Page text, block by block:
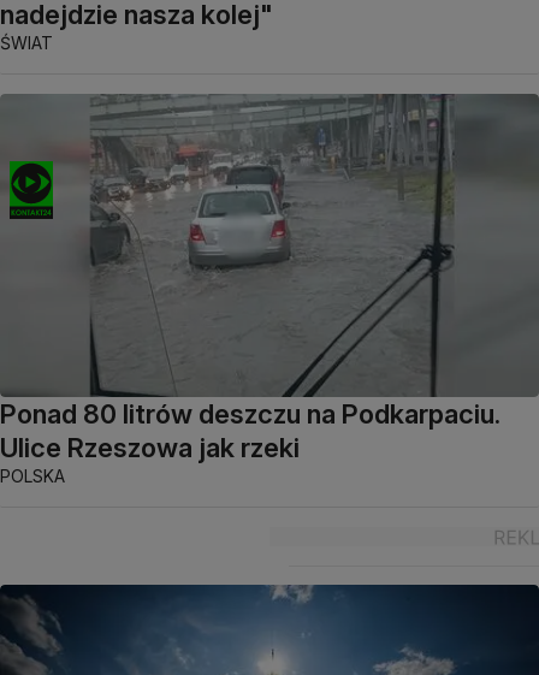
nadejdzie nasza kolej"
ŚWIAT
Ponad 80 litrów deszczu na Podkarpaciu.
Ulice Rzeszowa jak rzeki
POLSKA